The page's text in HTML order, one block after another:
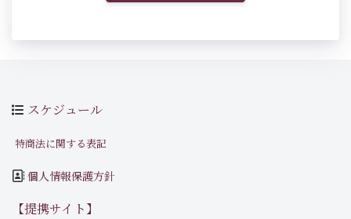
スケジュール
特商法に関する表記
個人情報保護方針
【提携サイト】